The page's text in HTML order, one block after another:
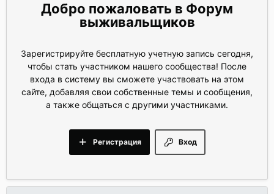
Форум
выживальщиков
Зарегистрируйте бесплатную учетную запись сегодня,
чтобы стать участником нашего сообщества! После
входа в систему вы сможете участвовать на этом
сайте, добавляя свои собственные темы и сообщения,
а также общаться с другими участниками.
Вход
Регистрация